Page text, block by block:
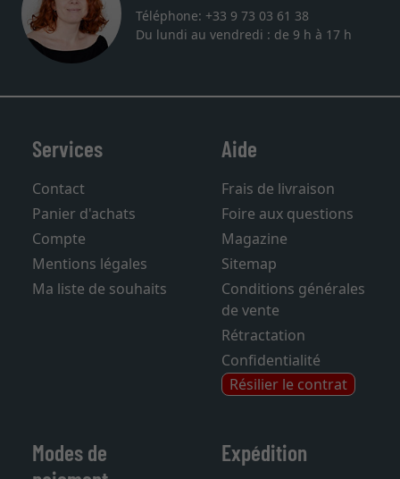
Téléphone: +33 9 73 03 61 38
Du lundi au vendredi : de 9 h à 17 h
Services
Contact
Panier d'achats
Compte
Mentions légales
Ma liste de souhaits
Aide
Frais de livraison
Foire aux questions
Magazine
Sitemap
Conditions générales
de vente
Rétractation
Confidentialité
Résilier le contrat
Modes de
Expédition